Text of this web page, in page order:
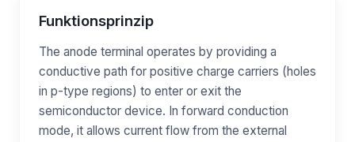
Funktionsprinzip
The anode terminal operates by providing a
conductive path for positive charge carriers (holes
in p-type regions) to enter or exit the
semiconductor device. In forward conduction
mode, it allows current flow from the external